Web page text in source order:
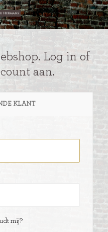
Log in of
aan.
KLANT
mij?